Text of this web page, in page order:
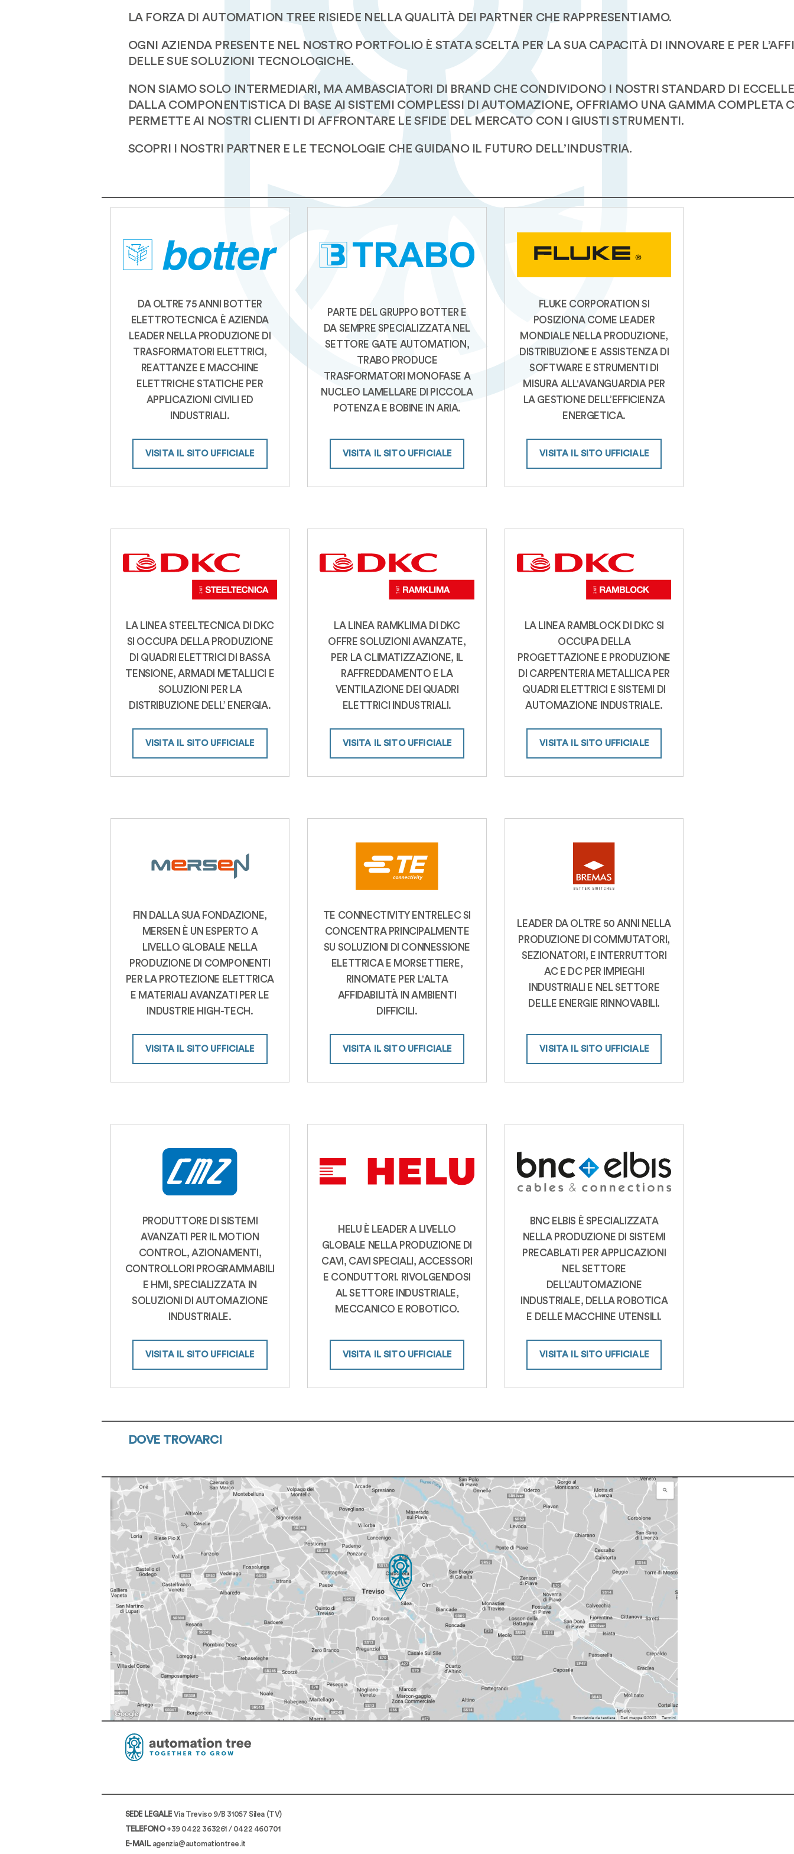
LA FORZA DI AUTOMATION TREE RISIEDE NELLA QUALITÀ DEI PARTNER CHE RAPPRESENTIAMO.
OGNI AZIENDA PRESENTE NEL NOSTRO PORTFOLIO È STATA SCELTA PER LA SUA CAPACITÀ DI INNOVARE E PER
DELLE SUE SOLUZIONI TECNOLOGICHE.
NON SIAMO SOLO INTERMEDIARI, MA AMBASCIATORI DI BRAND CHE CONDIVIDONO I NOSTRI STANDARD DI
DALLA COMPONENTISTICA DI BASE AI SISTEMI COMPLESSI DI AUTOMAZIONE, OFFRIAMO UNA GAMMA COMPLETA
PERMETTE AI NOSTRI CLIENTI DI AFFRONTARE LE SFIDE DEL MERCATO CON I GIUSTI STRUMENTI.
SCOPRI I NOSTRI PARTNER E LE TECNOLOGIE CHE GUIDANO IL FUTURO DELL’INDUSTRIA.
DA OLTRE 75 ANNI BOTTER
ELETTROTECNICA È AZIENDA
LEADER NELLA PRODUZIONE DI
TRASFORMATORI ELETTRICI,
REATTANZE E MACCHINE
ELETTRICHE STATICHE PER
APPLICAZIONI CIVILI ED
INDUSTRIALI.
VISITA IL SITO UFFICIALE
PARTE DEL GRUPPO BOTTER E
DA SEMPRE SPECIALIZZATA NEL
SETTORE GATE AUTOMATION,
TRABO PRODUCE
TRASFORMATORI MONOFASE A
NUCLEO LAMELLARE DI PICCOLA
POTENZA E BOBINE IN ARIA.
VISITA IL SITO UFFICIALE
FLUKE CORPORATION SI
POSIZIONA COME LEADER
MONDIALE NELLA PRODUZIONE,
DISTRIBUZIONE E ASSISTENZA DI
SOFTWARE E STRUMENTI DI
MISURA ALL'AVANGUARDIA PER
LA GESTIONE DELL’EFFICIENZA
ENERGETICA.
VISITA IL SITO UFFICIALE
LA LINEA STEELTECNICA DI DKC
SI OCCUPA DELLA PRODUZIONE
DI QUADRI ELETTRICI DI BASSA
TENSIONE, ARMADI METALLICI E
SOLUZIONI PER LA
DISTRIBUZIONE DELL’ ENERGIA.
VISITA IL SITO UFFICIALE
LA LINEA RAMKLIMA DI DKC
OFFRE SOLUZIONI AVANZATE,
PER LA CLIMATIZZAZIONE, IL
RAFFREDDAMENTO E LA
VENTILAZIONE DEI QUADRI
ELETTRICI INDUSTRIALI.
VISITA IL SITO UFFICIALE
LA LINEA RAMBLOCK DI DKC SI
OCCUPA DELLA
PROGETTAZIONE E PRODUZIONE
DI CARPENTERIA METALLICA PER
QUADRI ELETTRICI E SISTEMI DI
AUTOMAZIONE INDUSTRIALE.
VISITA IL SITO UFFICIALE
FIN DALLA SUA FONDAZIONE,
MERSEN È UN ESPERTO A
LIVELLO GLOBALE NELLA
PRODUZIONE DI COMPONENTI
PER LA PROTEZIONE ELETTRICA
E MATERIALI AVANZATI PER LE
INDUSTRIE HIGH-TECH.
VISITA IL SITO UFFICIALE
TE CONNECTIVITY ENTRELEC SI
CONCENTRA PRINCIPALMENTE
SU SOLUZIONI DI CONNESSIONE
ELETTRICA E MORSETTIERE,
RINOMATE PER L'ALTA
AFFIDABILITÀ IN AMBIENTI
DIFFICILI.
VISITA IL SITO UFFICIALE
LEADER DA OLTRE 50 ANNI NELLA
PRODUZIONE DI COMMUTATORI,
SEZIONATORI, E INTERRUTTORI
AC E DC PER IMPIEGHI
INDUSTRIALI E NEL SETTORE
DELLE ENERGIE RINNOVABILI.
VISITA IL SITO UFFICIALE
PRODUTTORE DI SISTEMI
AVANZATI PER IL MOTION
CONTROL, AZIONAMENTI,
CONTROLLORI PROGRAMMABILI
E HMI, SPECIALIZZATA IN
SOLUZIONI DI AUTOMAZIONE
INDUSTRIALE.
VISITA IL SITO UFFICIALE
HELU È LEADER A LIVELLO
GLOBALE NELLA PRODUZIONE DI
CAVI, CAVI SPECIALI, ACCESSORI
E CONDUTTORI. RIVOLGENDOSI
AL SETTORE INDUSTRIALE,
MECCANICO E ROBOTICO.
VISITA IL SITO UFFICIALE
BNC ELBIS È SPECIALIZZATA
NELLA PRODUZIONE DI SISTEMI
PRECABLATI PER APPLICAZIONI
NEL SETTORE
DELL’AUTOMAZIONE
INDUSTRIALE, DELLA ROBOTICA
E DELLE MACCHINE UTENSILI.
VISITA IL SITO UFFICIALE
DOVE TROVARCI
SEDE LEGALE Via Treviso 9/B 31057 Silea (TV)
TELEFONO+39 0422 363261/ 0422 460701
E-MAIL agenzia@automationtree.it